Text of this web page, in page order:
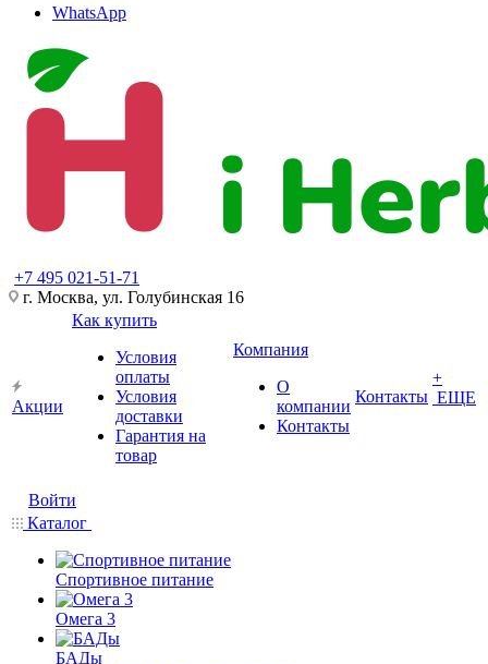
WhatsApp
+7 495 021-51-71
г. Москва, ул. Голубинская 16
Акции
Как купить
Условия
оплаты
Условия
доставки
Гарантия на
товар
Компания
О
компании
Контакты
Контакты
+
ЕЩЕ
Войти
Каталог
Спортивное питание
Омега 3
БАДы